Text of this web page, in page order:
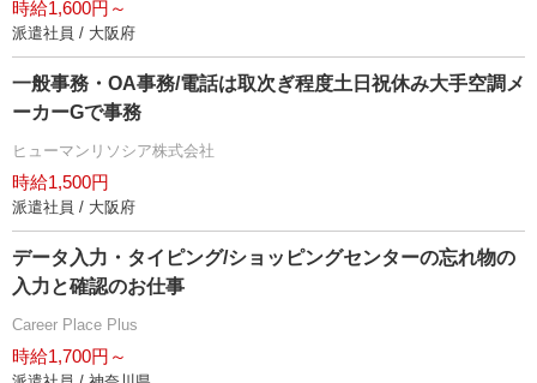
時給1,600円～
派遣社員 / 大阪府
一般事務・OA事務/電話は取次ぎ程度土日祝休み大手空調メ
ーカーGで事務
ヒューマンリソシア株式会社
時給1,500円
派遣社員 / 大阪府
データ入力・タイピング/ショッピングセンターの忘れ物の
入力と確認のお仕事
Career Place Plus
時給1,700円～